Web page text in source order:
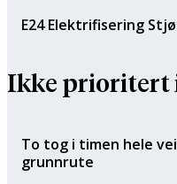
E24 Elektrifisering
Ikke prioritert
To tog i timen hele
grunnrute